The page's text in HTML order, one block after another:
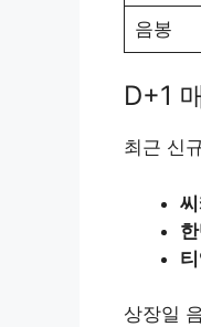
음봉
D+1
최근 신
상장일